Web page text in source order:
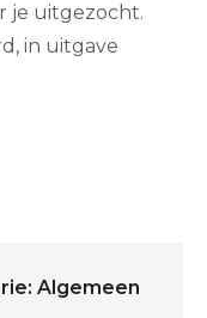
je uitgezocht.
in uitgave
Algemeen